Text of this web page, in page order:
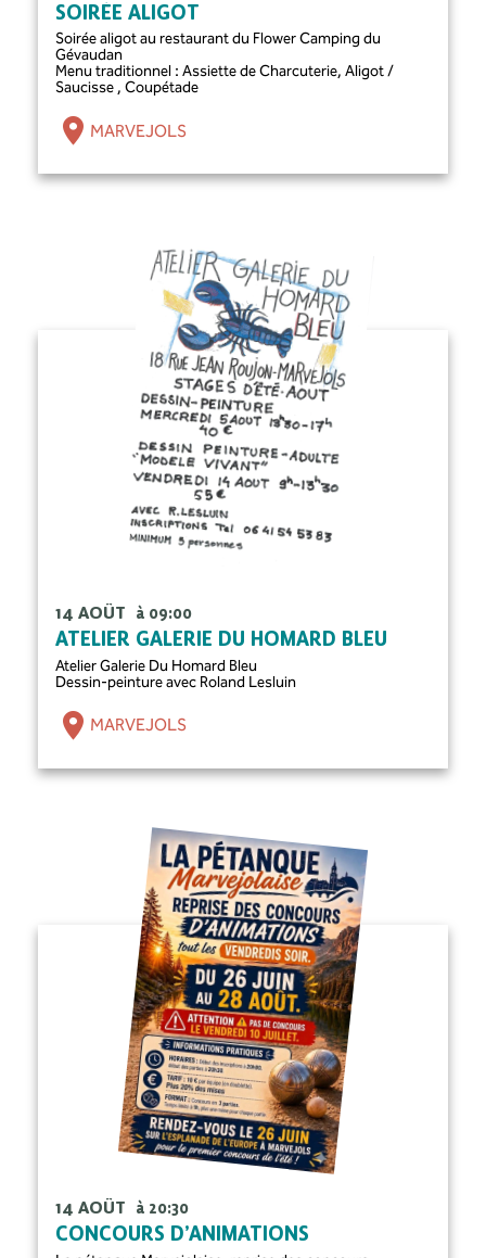
SOIRÉE ALIGOT
Soirée aligot au restaurant du Flower Camping du
Gévaudan
Menu traditionnel : Assiette de Charcuterie, Aligot /
Saucisse , Coupétade
MARVEJOLS
14 AOÛT à 09:00
ATELIER GALERIE DU HOMARD BLEU
Atelier Galerie Du Homard Bleu
Dessin-peinture avec Roland Lesluin
MARVEJOLS
14 AOÛT à 20:30
CONCOURS D’ANIMATIONS